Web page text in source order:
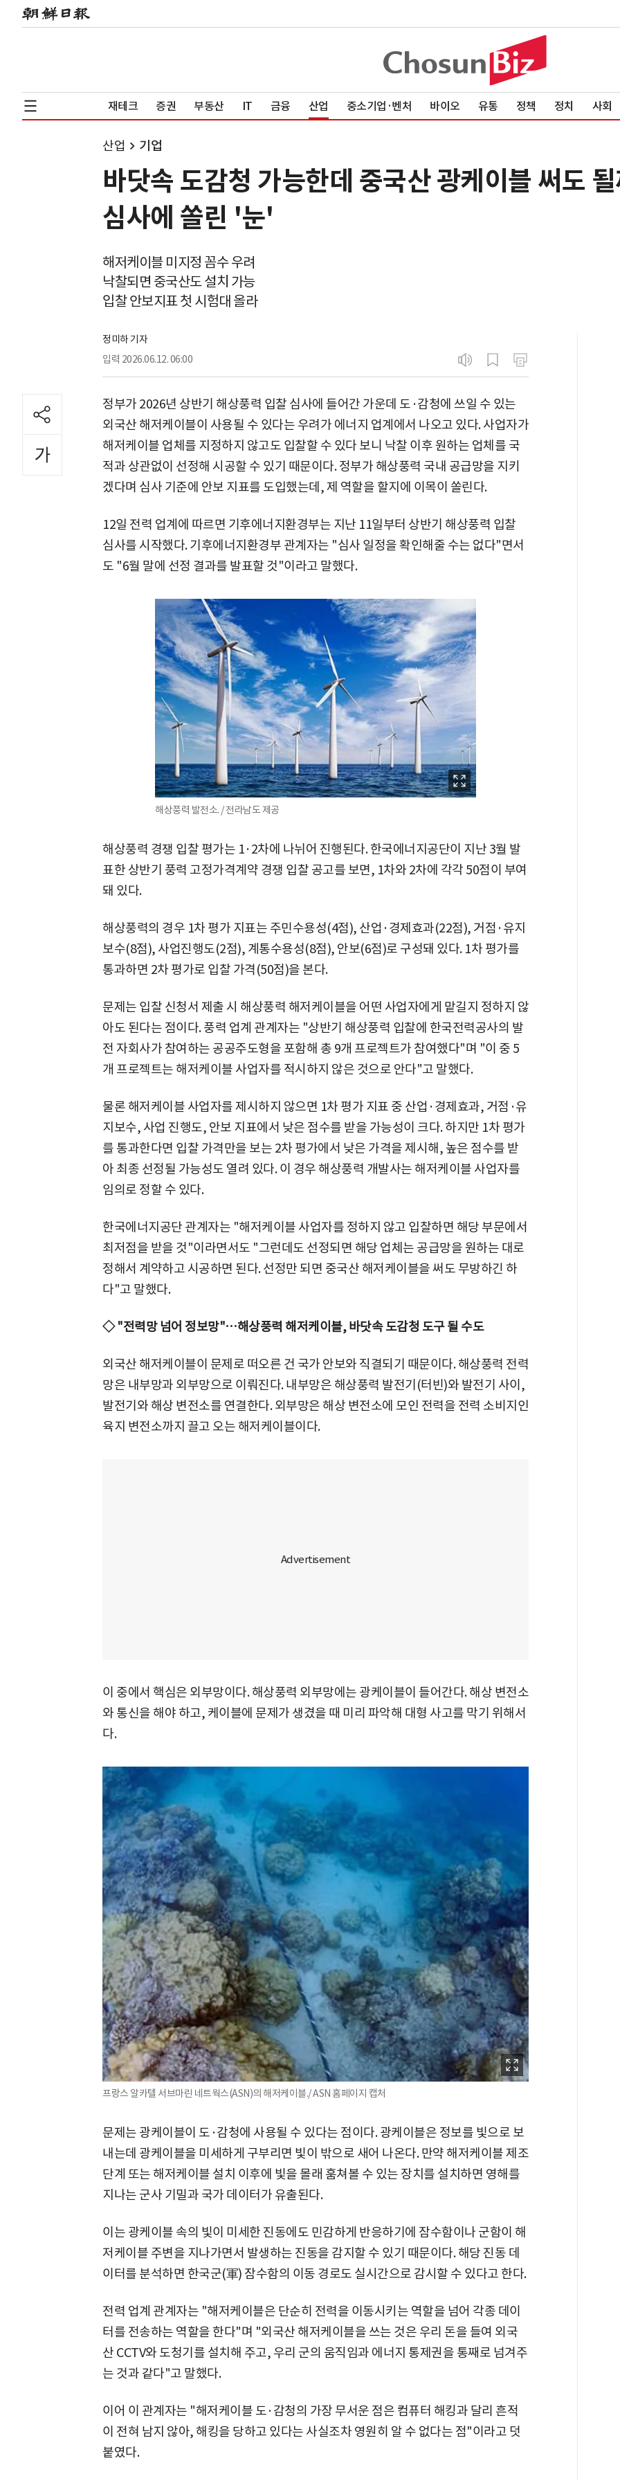
재테크 증권 부동산 IT 금융 산업 중소기업·벤처 바이오 유통 정책 정치 사회
산업 기업
바닷속 도감청 가능한데 중국산 광케이블 써도
심사에 쏠린 '눈'
해저케이블 미지정 꼼수 우려
낙찰되면 중국산도 설치 가능
입찰 안보지표 첫 시험대 올라
정미하 기자
입력 2026.06.12. 06:00
정부가 2026년 상반기 해상풍력 입찰 심사에 들어간 가운데 도·감청에 쓰일 수 있는
외국산 해저케이블이 사용될 수 있다는 우려가 에너지 업계에서 나오고 있다. 사업자가
해저케이블 업체를 지정하지 않고도 입찰할 수 있다 보니 낙찰 이후 원하는 업체를 국
적과 상관없이 선정해 시공할 수 있기 때문이다. 정부가 해상풍력 국내 공급망을 지키
겠다며 심사 기준에 안보 지표를 도입했는데, 제 역할을 할지에 이목이 쏠린다.
12일 전력 업계에 따르면 기후에너지환경부는 지난 11일부터 상반기 해상풍력 입찰
심사를 시작했다. 기후에너지환경부 관계자는 "심사 일정을 확인해줄 수는 없다"면서
도 "6월 말에 선정 결과를 발표할 것"이라고 말했다.
해상풍력 발전소. / 전라남도 제공
해상풍력 경쟁 입찰 평가는 1·2차에 나뉘어 진행된다. 한국에너지공단이 지난 3월 발
표한 상반기 풍력 고정가격계약 경쟁 입찰 공고를 보면, 1차와 2차에 각각 50점이 부여
돼 있다.
해상풍력의 경우 1차 평가 지표는 주민수용성(4점), 산업·경제효과(22점), 거점·유지
보수(8점), 사업진행도(2점), 계통수용성(8점), 안보(6점)로 구성돼 있다. 1차 평가를
통과하면 2차 평가로 입찰 가격(50점)을 본다.
문제는 입찰 신청서 제출 시 해상풍력 해저케이블을 어떤 사업자에게 맡길지 정하지 않
아도 된다는 점이다. 풍력 업계 관계자는 "상반기 해상풍력 입찰에 한국전력공사의 발
전 자회사가 참여하는 공공주도형을 포함해 총 9개 프로젝트가 참여했다"며 "이 중 5
개 프로젝트는 해저케이블 사업자를 적시하지 않은 것으로 안다"고 말했다.
물론 해저케이블 사업자를 제시하지 않으면 1차 평가 지표 중 산업·경제효과, 거점·유
지보수, 사업 진행도, 안보 지표에서 낮은 점수를 받을 가능성이 크다. 하지만 1차 평가
를 통과한다면 입찰 가격만을 보는 2차 평가에서 낮은 가격을 제시해, 높은 점수를 받
아 최종 선정될 가능성도 열려 있다. 이 경우 해상풍력 개발사는 해저케이블 사업자를
임의로 정할 수 있다.
한국에너지공단 관계자는 "해저케이블 사업자를 정하지 않고 입찰하면 해당 부문에서
최저점을 받을 것"이라면서도 "그런데도 선정되면 해당 업체는 공급망을 원하는 대로
정해서 계약하고 시공하면 된다. 선정만 되면 중국산 해저케이블을 써도 무방하긴 하
다"고 말했다.
◇ "전력망 넘어 정보망"…해상풍력 해저케이블, 바닷속 도감청 도구 될 수도
외국산 해저케이블이 문제로 떠오른 건 국가 안보와 직결되기 때문이다. 해상풍력 전력
망은 내부망과 외부망으로 이뤄진다. 내부망은 해상풍력 발전기(터빈)와 발전기 사이,
발전기와 해상 변전소를 연결한다. 외부망은 해상 변전소에 모인 전력을 전력 소비지인
육지 변전소까지 끌고 오는 해저케이블이다.
이 중에서 핵심은 외부망이다. 해상풍력 외부망에는 광케이블이 들어간다. 해상 변전소
와 통신을 해야 하고, 케이블에 문제가 생겼을 때 미리 파악해 대형 사고를 막기 위해서
다.
프랑스 알카텔 서브마린 네트웍스(ASN)의 해저케이블./ ASN 홈페이지 캡처
문제는 광케이블이 도·감청에 사용될 수 있다는 점이다. 광케이블은 정보를 빛으로 보
내는데 광케이블을 미세하게 구부리면 빛이 밖으로 새어 나온다. 만약 해저케이블 제조
단계 또는 해저케이블 설치 이후에 빛을 몰래 훔쳐볼 수 있는 장치를 설치하면 영해를
지나는 군사 기밀과 국가 데이터가 유출된다.
이는 광케이블 속의 빛이 미세한 진동에도 민감하게 반응하기에 잠수함이나 군함이 해
저케이블 주변을 지나가면서 발생하는 진동을 감지할 수 있기 때문이다. 해당 진동 데
이터를 분석하면 한국군(軍) 잠수함의 이동 경로도 실시간으로 감시할 수 있다고 한다.
전력 업계 관계자는 "해저케이블은 단순히 전력을 이동시키는 역할을 넘어 각종 데이
터를 전송하는 역할을 한다"며 "외국산 해저케이블을 쓰는 것은 우리 돈을 들여 외국
산 CCTV와 도청기를 설치해 주고, 우리 군의 움직임과 에너지 통제권을 통째로 넘겨주
는 것과 같다"고 말했다.
이어 이 관계자는 "해저케이블 도·감청의 가장 무서운 점은 컴퓨터 해킹과 달리 흔적
이 전혀 남지 않아, 해킹을 당하고 있다는 사실조차 영원히 알 수 없다는 점"이라고 덧
붙였다.